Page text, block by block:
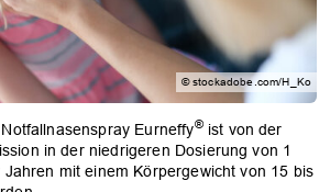
© stockadobe.com/H_Ko
Eurneffy®ist von der
in der niedrigeren Dosierung von 1
mit einem Körpergewicht von 15 bis